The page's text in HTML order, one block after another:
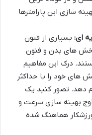
سازی این پارامترها
ای: بسیاری از فنون
های بدن و فنون
درک این مفاهیم
های خود را با حداکثر
دهد. تصور کنید یک
بهینه سازی سرعت و
هماهنگ شده